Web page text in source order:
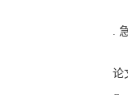
.
论